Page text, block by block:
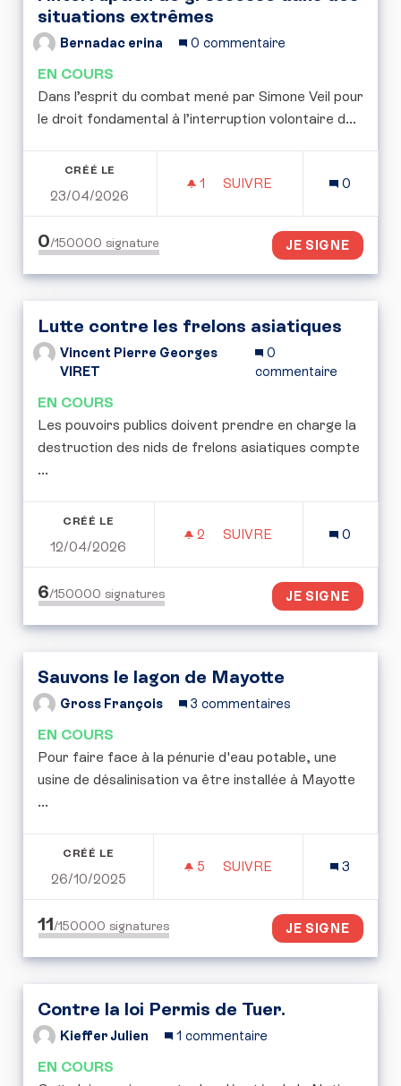
situations extrêmes
Bernadac erina 0 commentaire
EN COURS
Dans l’esprit du combat mené par Simone Veil pour
le droit fondamental à l’interruption volontaire d...
CRÉÉ LE
23/04/2026
1 1 ABONNÉ
SUIVRE
0
0/150000 signature JE SIGNE
Lutte contre les frelons asiatiques
Vincent Pierre Georges
VIRET
0
commentaire
EN COURS
Les pouvoirs publics doivent prendre en charge la
destruction des nids de frelons asiatiques compte
...
CRÉÉ LE
12/04/2026
2 2 ABONNÉS
SUIVRE
0
6/150000 signatures JE SIGNE
Sauvons le lagon de Mayotte
Gross François 3 commentaires
EN COURS
Pour faire face à la pénurie d'eau potable, une
usine de désalinisation va être installée à Mayotte
...
CRÉÉ LE
26/10/2025
5 5 ABONNÉS
SUIVRE
3
11/150000 signatures JE SIGNE
Contre la loi Permis de Tuer.
Kieffer Julien 1 commentaire
EN COURS